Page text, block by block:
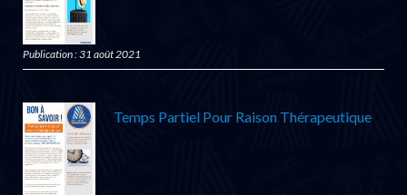
Publication : 31 août 2021
Temps Partiel Pour Raison Thérapeutique